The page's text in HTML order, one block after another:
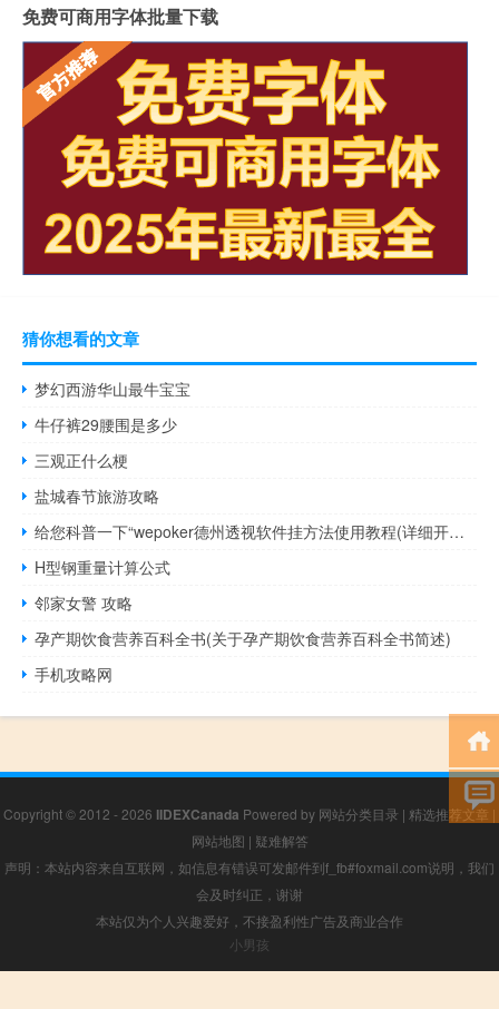
免费可商用字体批量下载
猜你想看的文章
梦幻西游华山最牛宝宝
牛仔裤29腰围是多少
三观正什么梗
盐城春节旅游攻略
给您科普一下“wepoker德州透视软件挂方法使用教程(详细开挂教程)
H型钢重量计算公式
邻家女警 攻略
孕产期饮食营养百科全书(关于孕产期饮食营养百科全书简述)
手机攻略网
Copyright © 2012 - 2026 IIDEXCanada Powered by 网站分类目录 | 精选推荐文章 |
网站地图 | 疑难解答
声明：本站内容来自互联网，如信息有错误可发邮件到f_fb#foxmail.com说明，我们
会及时纠正，谢谢
本站仅为个人兴趣爱好，不接盈利性广告及商业合作
小男孩